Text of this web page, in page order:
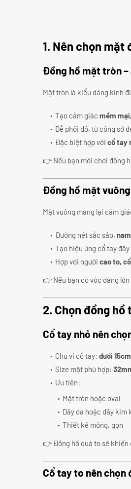
1. Nên chọn mặt
Đồng hồ mặt tròn
Mặt tròn là kiểu dáng kinh
Tạo cảm giác mềm
Dễ phối đồ, từ công sở
Đặc biệt hợp với cổ tay
👉 Nếu bạn mới chơi đồng
Đồng hồ mặt
Mặt vuông mang lại cảm
Đường nét sắc sảo,
Tạo hiệu ứng cổ tay đầy
Hợp với người cao to,
👉 Nếu bạn có vóc dáng
2. Chọn đồng
Cổ tay nhỏ nên
Chu vi cổ tay: dưới 15cm
Size mặt phù hợp:
Ưu tiên:
Mặt tròn hoặc oval
Dây da hoặc dây kim
Thiết kế mỏng, gọn
👉 Đồng hồ quá to sẽ khiến
Cổ tay to nên chọn